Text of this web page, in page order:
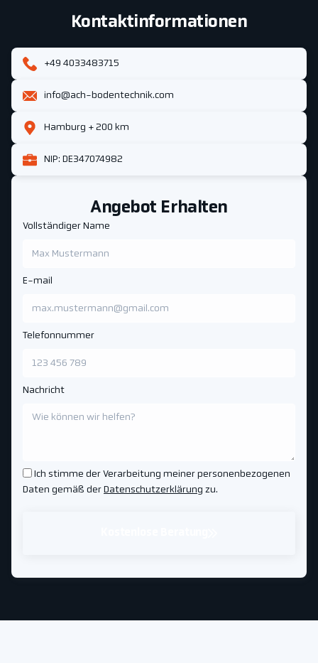
Angebot Erhalten
Vollständiger Name
E-mail
Telefonnummer
Nachricht
Ich stimme der Verarbeitung meiner personenbezogenen
Daten gemäß der Datenschutzerklärung zu.
Kontaktinformationen
+49 4033483715
info@ach-bodentechnik.com
Hamburg + 200 km
NIP: DE347074982